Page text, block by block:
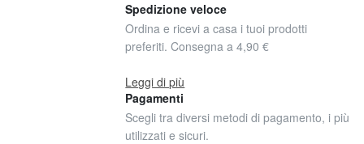
Spedizione veloce
Ordina e ricevi a casa i tuoi prodotti
preferiti. Consegna a 4,90 €
Leggi di più
Pagamenti
Scegli tra diversi metodi di pagamento, i più
utilizzati e sicuri.